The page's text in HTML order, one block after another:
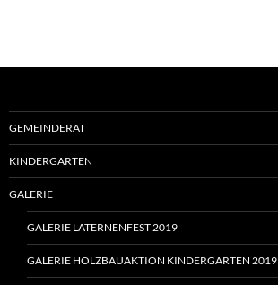
GEMEINDERAT
KINDERGARTEN
GALERIE
GALERIE LATERNENFEST 2019
GALERIE HOLZBAUAKTION KINDERGARTEN 2019